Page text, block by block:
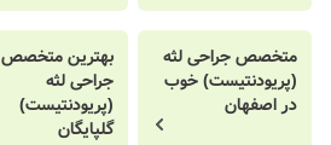
متخصص جراحی لثه
(پریودنتیست) خوب
در اصفهان
بهترین متخصص
جراحی لثه
(پریودنتیست)
گلپایگان